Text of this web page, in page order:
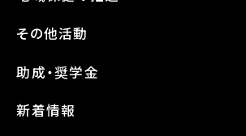
その他活動
助成・奨学金
新着情報